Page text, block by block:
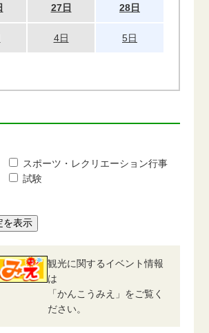
27日 28日
4日 5日
スポーツ・レクリエーション行事
試験
を表示
観光に関するイベント情報
は
「かんこうみえ」をご覧く
ださい。